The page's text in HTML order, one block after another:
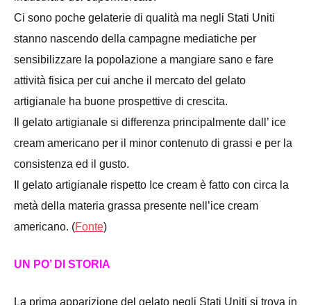
Ci sono poche gelaterie di qualità ma negli Stati Uniti
stanno nascendo della campagne mediatiche per
sensibilizzare la popolazione a mangiare sano e fare
attività fisica per cui anche il mercato del gelato
artigianale ha buone prospettive di crescita.
Il gelato artigianale si differenza principalmente dall’ ice
cream americano per il minor contenuto di grassi e per la
consistenza ed il gusto.
Il gelato artigianale rispetto Ice cream è fatto con circa la
metà della materia grassa presente nell’ice cream
americano. (Fonte)
UN PO’ DI STORIA
La prima apparizione del gelato negli Stati Uniti si trova in